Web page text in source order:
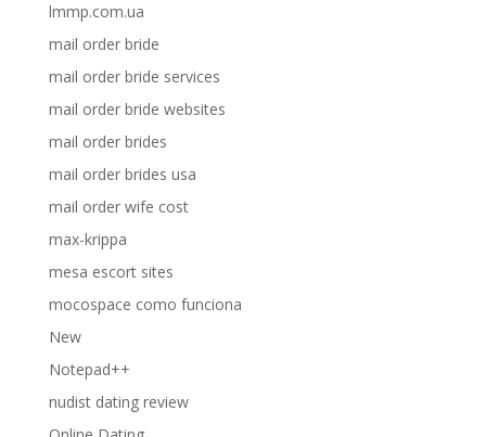
lmmp.com.ua
mail order bride
mail order bride services
mail order bride websites
mail order brides
mail order brides usa
mail order wife cost
max-krippa
mesa escort sites
mocospace como funciona
New
Notepad++
nudist dating review